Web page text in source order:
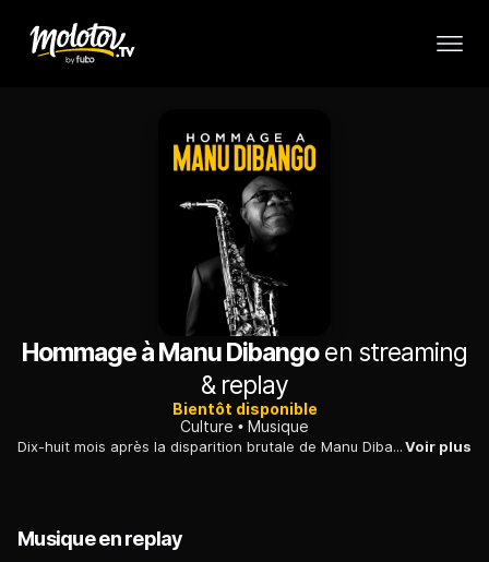
Hommage à Manu Dibangoen streaming
& replay
Bientôt disponible
Culture
Musique
Dix-huit mois après la disparition brutale de Manu Dibango, Angélique Kidjo rend hommage au célèbre saxophoniste camerounais, accompagnée des chanteurs Blick Bassy et Flavia Coelho, du musicien malien Cheick Tidiane Seck, de la chanteuse et bassiste ivoirienne Manou Gallo, du musicien congolais Ray Lema et du bassiste camerounais Étienne MBappé. Concert filmé à la Philharmonie de Paris le 2 septembre 2021.Voir plus
Musique en replay